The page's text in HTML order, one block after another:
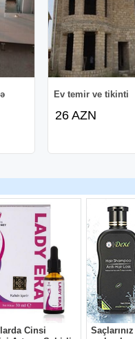
Ev temir ve tikinti
26 AZN